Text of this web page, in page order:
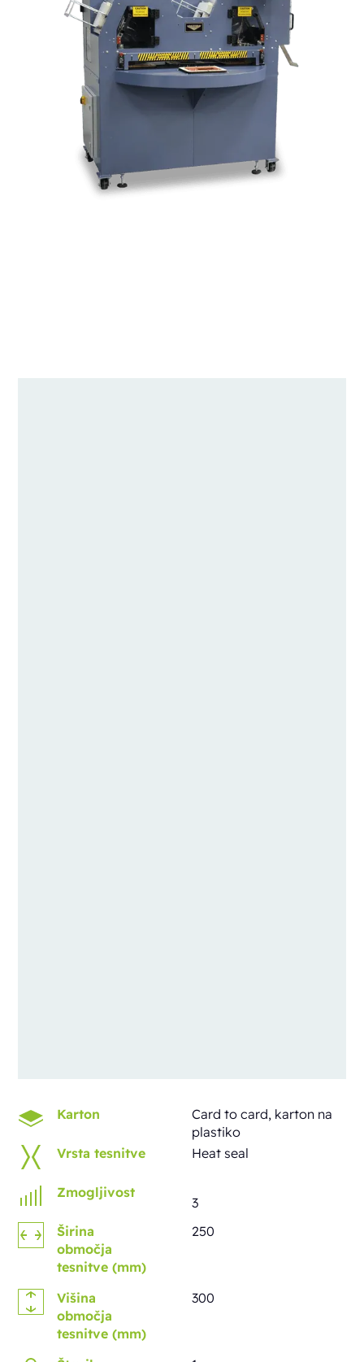
Karton
Card to card, karton na
plastiko
Vrsta tesnitve
Heat seal
Zmogljivost
3
Širina
območja
tesnitve (mm)
250
Višina
območja
tesnitve (mm)
300